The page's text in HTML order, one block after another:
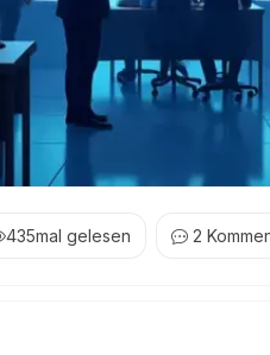
435mal gelesen 2